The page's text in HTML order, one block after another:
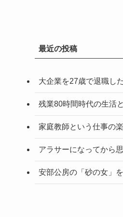
最近の投稿
大企業を27歳で退職し
残業80時間時代の生活
家庭教師という仕事の
アラサーになってから
安部公房の「砂の女」